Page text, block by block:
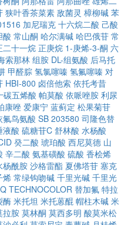
狭叶香茶菜素 敌菌灵 樟柳碱 苯
加尼瑞克 十六烷二酸 己酸
酸 常山酮 哈尔满碱 哈巴俄苷 常
二十一烷 正庚烷 1-庚烯-3-酮 六
索那林 组胺 DL-组氨酸 后马托
甲醛腙 氢氯噻嗪 氢氟噻嗪 对
HBI-800 卤倍他索 依托考昔
碳五烯酸 帕莫酸 依哌唑胺 利尿
康唑 爱康宁 蓝蓟定 松果菊苷
氟鸟氨酸 SB 203580 司隆色替
液酸 硫糖苷C 舒林酸 水杨酸
癸二酸 琥珀酸 西尼莫德 山
辛二酸 氨基磺酸 硫酸 香桧烯
杨酰胺 沙格雷酯 夏佛塔苷 塞克
烯 常绿钩吻碱 千里光碱 千里光
TECHNOCOLOR 替加氟 特拉
酶 米托坦 米托蒽醌 帽柱木碱 米
拉胺 莫林酮 莫西多明 酸莫米松